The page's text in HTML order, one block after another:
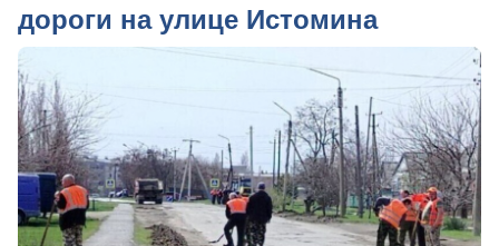
дороги на улице Истомина